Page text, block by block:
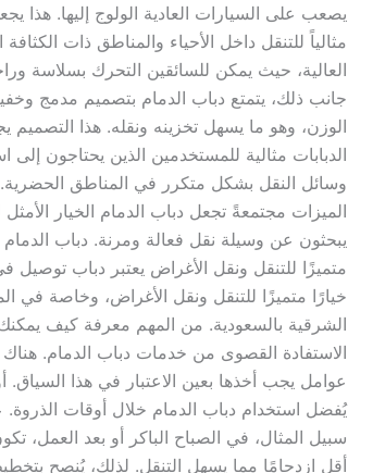
يصعب على السيارات العادية الولوج إليها. هذا
مثالياً للتنقل داخل الأحياء والمناطق ذات الكثافة
العالية، حيث يمكن للسائقين التحرك بسلاسة
جانب ذلك، يتمتع دباب الدمام بتصميم مدمج
الوزن، وهو ما يسهل تخزينه ونقله. هذا التصميم
الدبابات مثالية للمستخدمين الذين يحتاجون إلى
وسائل النقل بشكل متكرر في المناطق
الميزات مجتمعةً تجعل دباب الدمام الخيار
يبحثون عن وسيلة نقل فعالة ومرنة. دباب الدمام
متميزًا للتنقل ونقل الأغراض يعتبر دباب توصيل
خيارًا متميزًا للتنقل ونقل الأغراض، وخاصة في
الشرقية بالسعودية. من المهم معرفة كيف
الاستفادة القصوى من خدمات دباب الدمام.
عوامل يجب أخذها بعين الاعتبار في هذا السياق.
يُفضل استخدام دباب الدمام خلال أوقات الذروة.
سبيل المثال، في الصباح الباكر أو بعد العمل،
أقل ازدحامًا مما يسهل التنقل. لذلك، يُنصح